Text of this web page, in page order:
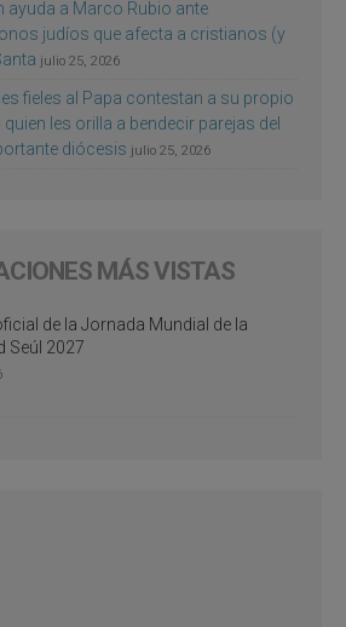
ayuda a Marco Rubio ante
judíos que afecta a cristianos (y
julio 25, 2026
fieles al Papa contestan a su propio
les orilla a bendecir parejas del
diócesis julio 25, 2026
MÁS VISTAS
de la Jornada Mundial de la
Seúl 2027